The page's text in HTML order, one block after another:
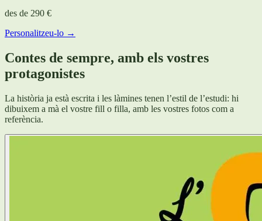
des de 290 €
Personalitzeu-lo →
Contes de sempre, amb els vostres
protagonistes
La història ja està escrita i les làmines tenen l’estil de l’estudi: hi
dibuixem a mà el vostre fill o filla, amb les vostres fotos com a
referència.